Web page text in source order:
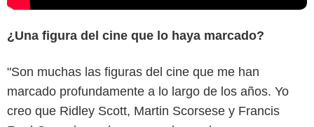
¿Una figura del cine que lo haya marcado?
"Son muchas las figuras del cine que me han
marcado profundamente a lo largo de los años. Yo
creo que Ridley Scott, Martin Scorsese y Francis